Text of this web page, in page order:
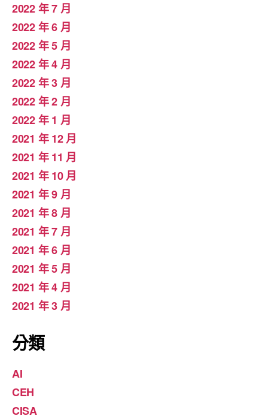
2022 年 7 月
2022 年 6 月
2022 年 5 月
2022 年 4 月
2022 年 3 月
2022 年 2 月
2022 年 1 月
2021 年 12 月
2021 年 11 月
2021 年 10 月
2021 年 9 月
2021 年 8 月
2021 年 7 月
2021 年 6 月
2021 年 5 月
2021 年 4 月
2021 年 3 月
分類
AI
CEH
CISA